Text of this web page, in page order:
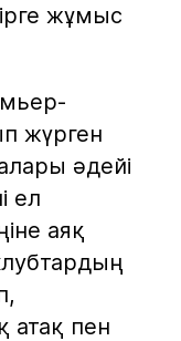
жұмыс
жүрген
әдейі
ел
аяқ
атақ пен